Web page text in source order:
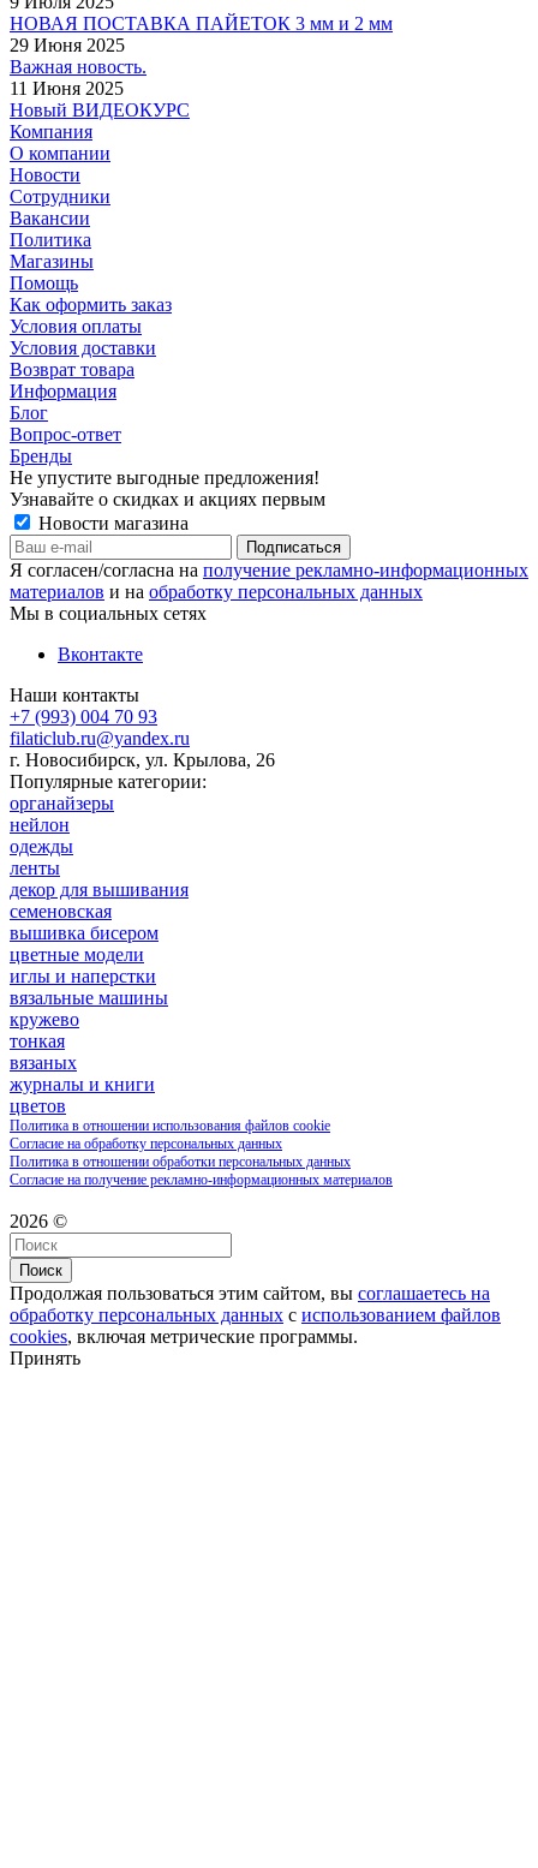
НОВАЯ ПОСТАВКА ПАЙЕТОК 3 мм и 2 мм
29 Июня 2025
Важная новость.
11 Июня 2025
Новый ВИДЕОКУРС
Компания
О компании
Новости
Сотрудники
Вакансии
Политика
Магазины
Помощь
Как оформить заказ
Условия оплаты
Условия доставки
Возврат товара
Информация
Блог
Вопрос-ответ
Бренды
Не упустите выгодные предложения!
Узнавайте о скидках и акциях первым
Новости магазина
Я согласен/согласна на получение рекламно-информационных
материалов и на обработку персональных данных
Мы в социальных сетях
Вконтакте
Наши контакты
+7 (993) 004 70 93
filaticlub.ru@yandex.ru
г. Новосибирск, ул. Крылова, 26
Популярные категории:
органайзеры
нейлон
одежды
ленты
декор для вышивания
семеновская
вышивка бисером
цветные модели
иглы и наперстки
вязальные машины
кружево
тонкая
вязаных
журналы и книги
цветов
Политика в отношении использования файлов cookie
Согласие на обработку персональных данных
Политика в отношении обработки персональных данных
Согласие на получение рекламно-информационных материалов
2026 ©
Поиск
Продолжая пользоваться этим сайтом, вы соглашаетесь на
обработку персональных данных с использованием файлов
cookies, включая метрические программы.
Принять